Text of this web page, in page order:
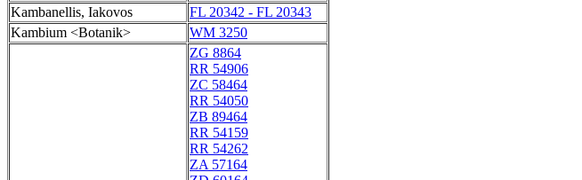
Kambanellis, Iakovos
FL 20342 - FL 20343
Kambium <Botanik>
WM 3250
ZG 8864
RR 54906
ZC 58464
RR 54050
ZB 89464
RR 54159
RR 54262
ZA 57164